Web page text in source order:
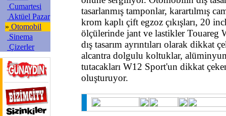
Cumartesi
Aktüel Pazar
» Otomobil
Sinema
Çizerler
tasarlanmış tamponlar, karartılmış
krom kaplı çift egzoz çıkışları, 20
ölçülerinde jant ve lastikler Touareg
dış tasarım ayrıntıları olarak dikkat
alcantra dolgulu koltuklar,
tutacakları W12 Sport'un dikkat çeken
oluşturuyor.